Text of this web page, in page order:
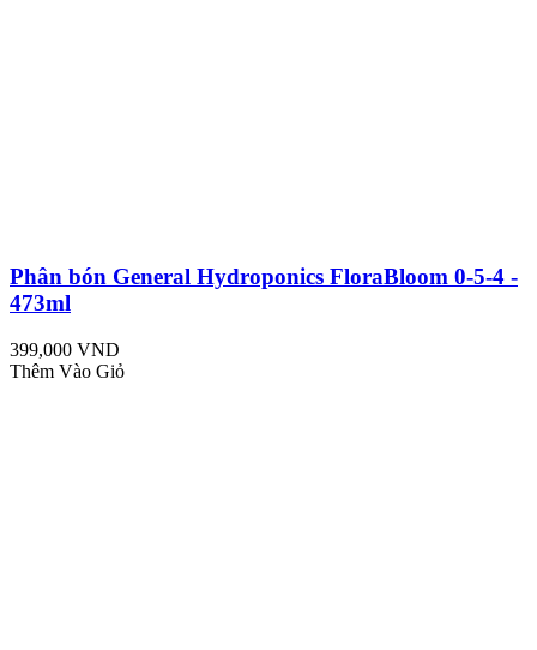
Phân bón General Hydroponics FloraBloom 0-5-4 -
473ml
399,000 VND
Thêm Vào Giỏ